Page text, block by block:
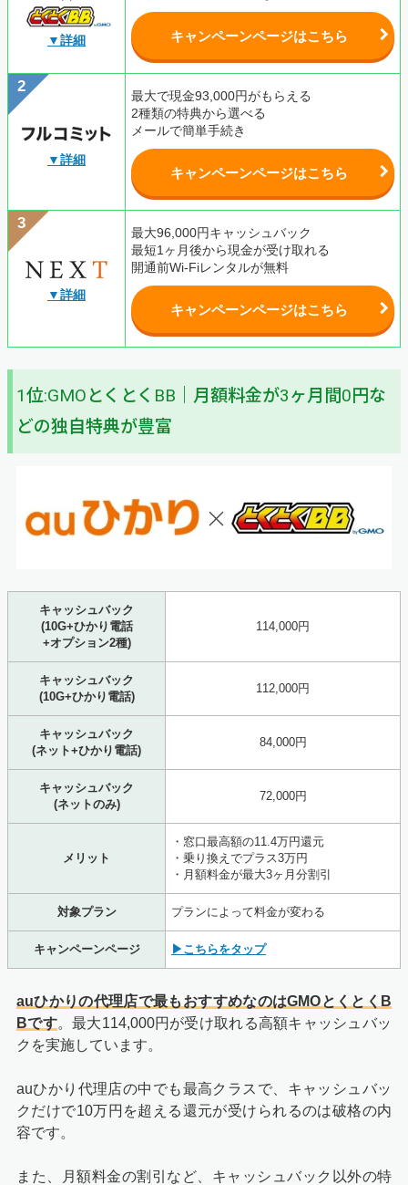
▼詳細 キャンペーンページはこちら
▼詳細
最大で現金93,000円がもらえる
2種類の特典から選べる
メールで簡単手続き
キャンペーンページはこちら
▼詳細
最大96,000円キャッシュバック
最短1ヶ月後から現金が受け取れる
開通前Wi-Fiレンタルが無料
キャンペーンページはこちら
1位:GMOとくとくBB｜月額料金が3ヶ月間0円な
どの独自特典が豊富
キャッシュバック
(10G+ひかり電話
+オプション2種)
114,000円
キャッシュバック
(10G+ひかり電話)
112,000円
キャッシュバック
(ネット+ひかり電話)
84,000円
キャッシュバック
(ネットのみ)
72,000円
メリット
・窓口最高額の11.4万円還元
・乗り換えでプラス3万円
・月額料金が最大3ヶ月分割引
対象プラン プランによって料金が変わる
キャンペーンページ ▶こちらをタップ
auひかりの代理店で最もおすすめなのはGMOとくとくB
Bです。最大114,000円が受け取れる高額キャッシュバッ
クを実施しています。
auひかり代理店の中でも最高クラスで、キャッシュバッ
クだけで10万円を超える還元が受けられるのは破格の内
容です。
また、月額料金の割引など、キャッシュバック以外の特